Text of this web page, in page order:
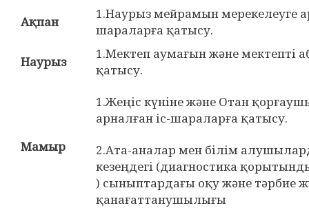
Ақпан
1.Наурыз мейрамын мерекелеуге
шараларға қатысу.
Наурыз
1.Мектеп аумағын және мектепті
қатысу.
Мамыр
1.Жеңіс күніне және Отан
арналған іс-шараларға қатысу.
2.Ата-аналар мен білім
кезеңдегі (диагностика
) сыныптардағы оқу және тәрбие
қанағаттанушылығы